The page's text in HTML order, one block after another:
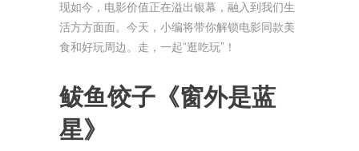
现如今，电影价值正在溢出银幕，融入到我们生
活方方面面。今天，小编将带你解锁电影同款美
食和好玩周边。走，一起“逛吃玩”！
鲅鱼饺子 《窗外是蓝
星》